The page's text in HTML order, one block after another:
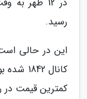
رسید.
این در حالی
کمترین قیمت در روز جاری،